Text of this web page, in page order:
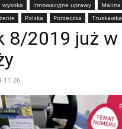
wysoka Innowacyjne uprawy
Malina
Polska Porzeczka Truskawka
8/2019 już w
11-26